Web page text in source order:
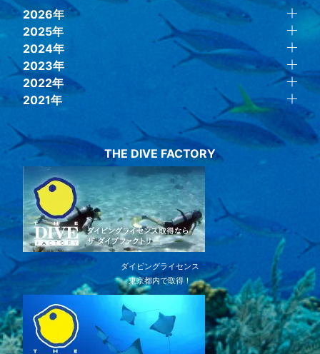
2026年
2025年
2024年
2023年
2022年
2021年
THE DIVE FACTORY
ダイビングライセンス
東京都内で取得！